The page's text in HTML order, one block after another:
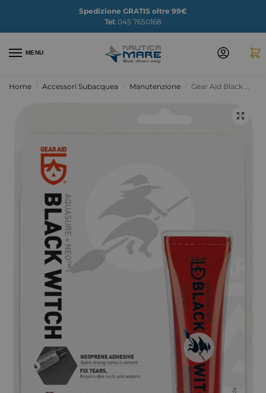
Spedizione GRATIS oltre 99€
Tel: 045 7650168
MENU
Home Accessori Subacquea Manutenzione Gear Aid Black Witch